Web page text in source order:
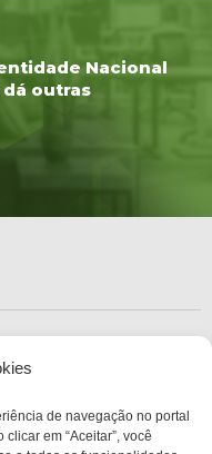
de navegação no portal
em “Aceitar”, você
Nacional
dá outras